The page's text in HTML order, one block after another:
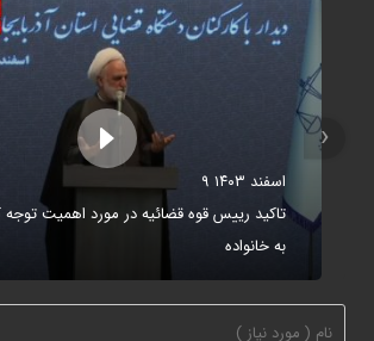
۹ اسفند ۱۴۰۳
تاکید رییس قوه قضائیه در مورد اهمیت توجه
به خانواده
‹